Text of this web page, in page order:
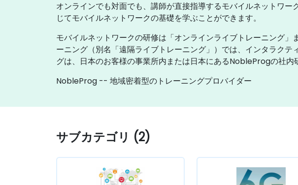
オンラインでも対面でも、講師が直接指導するモバイルネットワ
じてモバイルネットワークの基礎を学ぶことができます。
モバイルネットワークの研修は「オンラインライブトレーニング
ーニング（別名「遠隔ライブトレーニング」）では、インタラクテ
グは、日本のお客様の事業所内または日本にあるNobleProgの社内
NobleProg -- 地域密着型のトレーニングプロバイダー
サブカテゴリ (2)